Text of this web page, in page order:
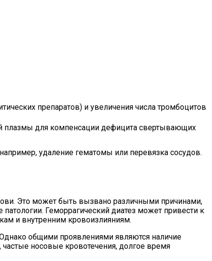
препаратов) и увеличения числа тромбоцитов
плазмы для компенсации дефицита свертывающих
удаление гематомы или перевязка сосудов.
Это может быть вызвано различными причинами,
Геморрагический диатез может привести к
и внутренним кровоизлияниям.
общими проявлениями являются наличие
носовые кровотечения, долгое время